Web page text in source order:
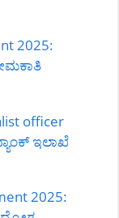
2025:
officer
ಇಲಾಖೆ
2025: